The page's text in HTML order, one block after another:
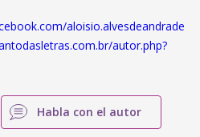
aloisio.alvesdeandrade
autor.php?
Habla con el autor